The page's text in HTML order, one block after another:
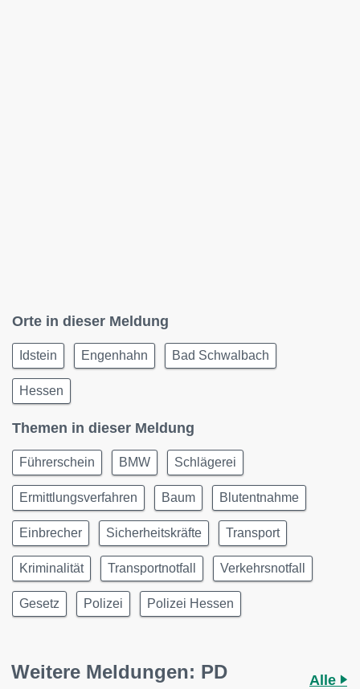
Orte in dieser Meldung
Idstein Engenhahn Bad Schwalbach
Hessen
Themen in dieser Meldung
Führerschein BMW Schlägerei
Ermittlungsverfahren Baum Blutentnahme
Einbrecher Sicherheitskräfte Transport
Kriminalität Transportnotfall Verkehrsnotfall
Gesetz Polizei Polizei Hessen
Weitere Meldungen: PD
Alle